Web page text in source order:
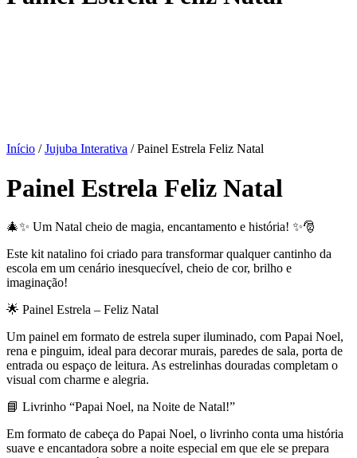
Início /Jujuba Interativa / Painel Estrela Feliz Natal
Painel Estrela Feliz Natal
🎄✨ Um Natal cheio de magia, encantamento e história! ✨🎅
Este kit natalino foi criado para transformar qualquer cantinho da
escola em um cenário inesquecível, cheio de cor, brilho e
imaginação!
🌟 Painel Estrela – Feliz Natal
Um painel em formato de estrela super iluminado, com Papai Noel,
rena e pinguim, ideal para decorar murais, paredes de sala, porta de
entrada ou espaço de leitura. As estrelinhas douradas completam o
visual com charme e alegria.
📘 Livrinho “Papai Noel, na Noite de Natal!”
Em formato de cabeça do Papai Noel, o livrinho conta uma história
suave e encantadora sobre a noite especial em que ele se prepara